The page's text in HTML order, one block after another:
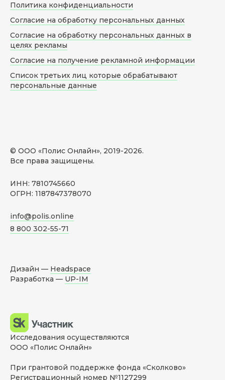
© ООО «Полис Онлайн», 2019-2026.
Все права защищены.
ИНН: 7810745660
ОГРН: 1187847378070
info@polis.online
8 800 302-55-71
Политика конфиденциальности
Согласие на обработку персональных данных
Согласие на обработку персональных данных в
целях рекламы
Согласие на получение рекламной информации
Список третьих лиц которые обрабатывают
персональные данные
Дизайн — Headspace
Разработка — UP-IM
Исследования осуществляются
ООО «Полис Онлайн»
При грантовой поддержке фонда «Сколково»
Регистрационный номер №1127299